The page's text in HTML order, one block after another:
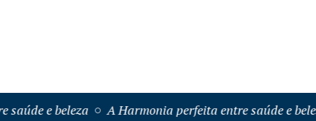
e beleza A Harmonia perfeita entre saúde e beleza